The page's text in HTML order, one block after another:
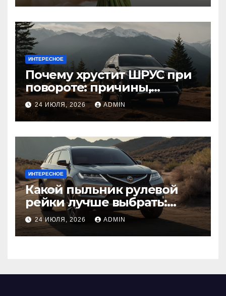
ИНТЕРЕСНОЕ
Почему хрустит ШРУС при
повороте: причины,
диагностика
24 ИЮЛЯ, 2026 ADMIN
ИНТЕРЕСНОЕ
Какой пыльник рулевой
рейки лучше выбрать:
оригинальный или аналог,
резина или полиуретан
24 ИЮЛЯ, 2026 ADMIN